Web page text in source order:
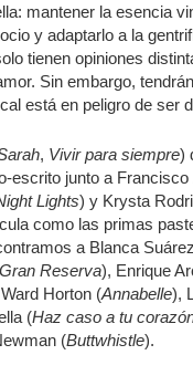
mantener la esencia
y adaptarlo a la
tienen opiniones
Sin embargo,
está en peligro de ser
, Vivir para siempre)
escrito junto a
Lights) y Krysta
como las primas
a Blanca
Gran Reserva), Enrique
Horton (Annabelle),
(Haz caso a tu
(Buttwhistle).